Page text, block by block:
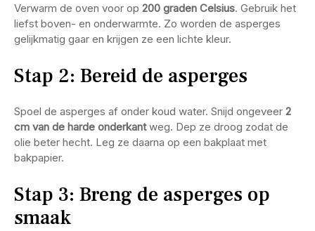
Verwarm de oven voor op 200 graden Celsius. Gebruik het
liefst boven- en onderwarmte. Zo worden de asperges
gelijkmatig gaar en krijgen ze een lichte kleur.
Stap 2: Bereid de asperges
Spoel de asperges af onder koud water. Snijd ongeveer 2
cm van de harde onderkantweg. Dep ze droog zodat de
olie beter hecht. Leg ze daarna op een bakplaat met
bakpapier.
Stap 3: Breng de asperges op
smaak